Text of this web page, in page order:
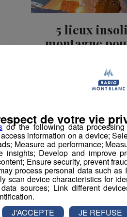
5 lieux
montagne
En amoureux, en famille
Jour de l'An est le
nuits insolites et pleines de
montagne avant le
2018 . 1. Offrez-vous
hébergement insolite à la
de l'An, la station de la
Outdoor Esprit
Outdoor &
do the following data
information on a device;
Measure ad performance;
insights; Develop and improve
Ensure security, prevent
process personal data such
scan device characteristics for
sources; Link different
de votre vie
J'ACCEPTE JE REFUSE